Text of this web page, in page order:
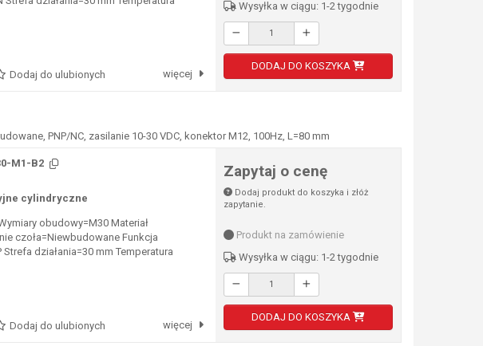
Dodaj do ulubionych więcej
Wysyłka w ciągu: 1-2 tygodnie
DODAJ DO KOSZYKA
PNP/NC, zasilanie 10-30 VDC, konektor M12, 100Hz, L=80 mm
M1-B2
cylindryczne
obudowy=M30 Materiał
czoła=Niewbudowane Funkcja
działania=30 mm Temperatura
Dodaj do ulubionych więcej
Zapytaj o cenę
Dodaj produkt do koszyka i złóż
zapytanie.
Produkt na zamówienie
Wysyłka w ciągu: 1-2 tygodnie
DODAJ DO KOSZYKA